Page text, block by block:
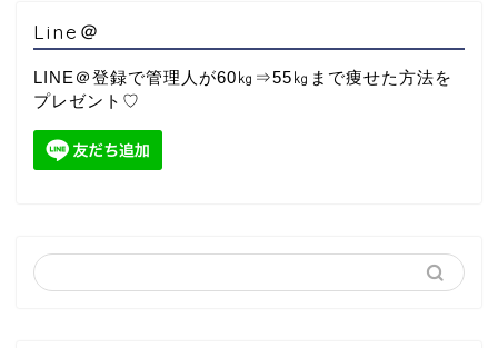
Line＠
LINE＠登録で管理人が60㎏⇒55㎏まで痩せた方法を
プレゼント♡